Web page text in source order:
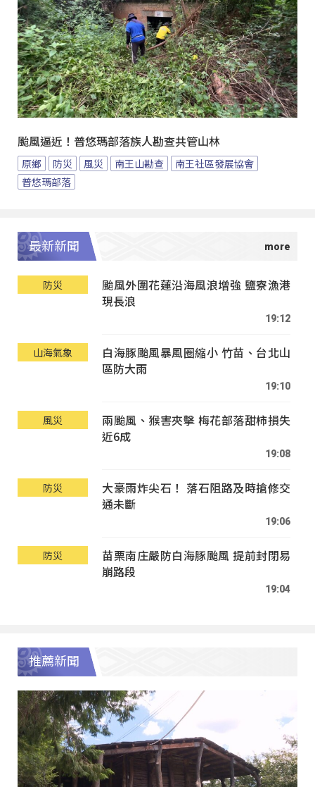
颱風逼近！普悠瑪部落族人勘查共管山林
原鄉 防災 風災 南王山勘查
南王社區發展協會
普悠瑪部落
最新新聞
防災
颱風外圍花蓮沿海風浪增強 鹽寮漁港
現長浪
19:12
山海氣象
白海豚颱風暴風圈縮小 竹苗、台北山
區防大雨
19:10
風災
兩颱風、猴害夾擊 梅花部落甜柿損失
近6成
19:08
防災
大豪雨炸尖石！ 落石阻路及時搶修交
通未斷
19:06
防災
苗栗南庄嚴防白海豚颱風 提前封閉易
崩路段
19:04
推薦新聞